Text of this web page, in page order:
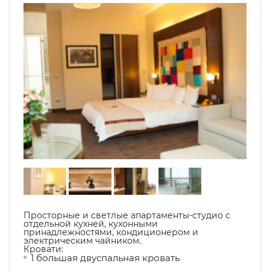
Просторные и светлые апартаменты-студио с
отдельной кухней, кухонными
принадлежностями, кондиционером и
электрическим чайником.
Кровати:
1 большая двуспальная кровать